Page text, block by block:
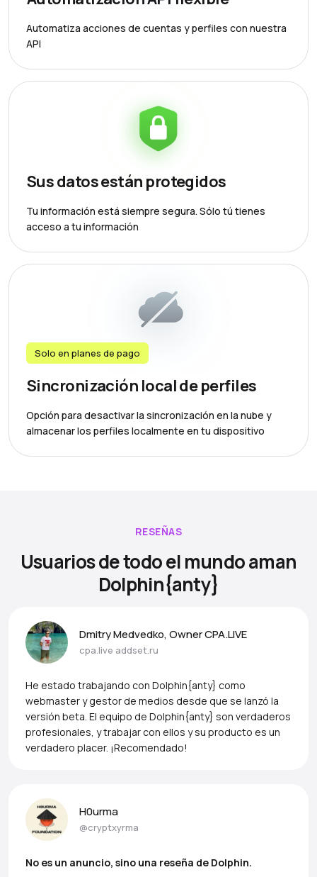
Automatiza acciones de cuentas y perfiles con nuestra
API
Sus datos están protegidos
Tu información está siempre segura. Sólo tú tienes
acceso a tu información
Solo en planes de pago
Sincronización local de perfiles
Opción para desactivar la sincronización en la nube y
almacenar los perfiles localmente en tu dispositivo
RESEÑAS
Usuarios de todo el mundo aman
Dolphin{anty}
Dmitry Medvedko, Owner CPA.LIVE
cpa.live addset.ru
He estado trabajando con Dolphin{anty} como
webmaster y gestor de medios desde que se lanzó la
versión beta. El equipo de Dolphin{anty} son verdaderos
profesionales, y trabajar con ellos y su producto es un
verdadero placer. ¡Recomendado!
H0urma
@cryptxyrma
No es un anuncio, sino una reseña de Dolphin.